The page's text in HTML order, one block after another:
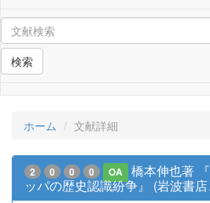
検索
ホーム 文献詳細
2 0 0 0 OA
橋本伸也著
ッパの歴史認識紛争』 (岩波書